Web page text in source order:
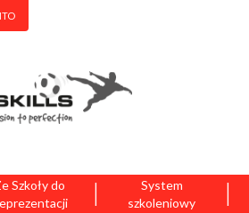
Szkoły do
System
szkoleniowy
| |